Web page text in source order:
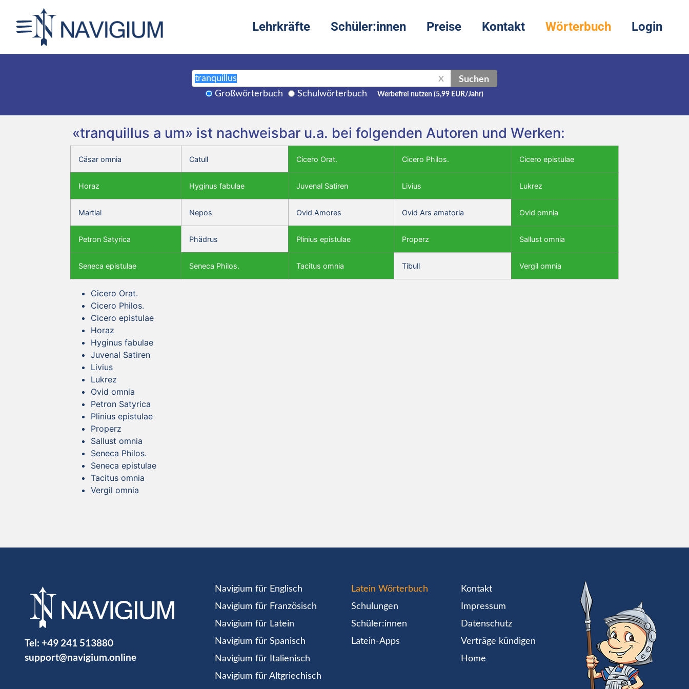
Lehrkräfte Schüler:innen Preise Kontakt Wörterbuch Login
X Suchen
Großwörterbuch Schulwörterbuch Werbefrei nutzen (5,99 EUR/Jahr)
«tranquillus a um» ist nachweisbar u.a. bei folgenden Autoren und Werken:
Cäsar omnia Catull Cicero Orat. Cicero Philos. Cicero epistulae
Horaz Hyginus fabulae Juvenal Satiren Livius Lukrez
Martial Nepos Ovid Amores Ovid Ars amatoria Ovid omnia
Petron Satyrica Phädrus Plinius epistulae Properz Sallust omnia
Seneca epistulae Seneca Philos. Tacitus omnia Tibull Vergil omnia
Cicero Orat.
Cicero Philos.
Cicero epistulae
Horaz
Hyginus fabulae
Juvenal Satiren
Livius
Lukrez
Ovid omnia
Petron Satyrica
Plinius epistulae
Properz
Sallust omnia
Seneca Philos.
Seneca epistulae
Tacitus omnia
Vergil omnia
Tel: +49 241 513880
support@navigium.online
Navigium für Englisch
Navigium für Französisch
Navigium für Latein
Navigium für Spanisch
Navigium für Italienisch
Navigium für Altgriechisch
Latein Wörterbuch
Schulungen
Schüler:innen
Latein-Apps
Kontakt
Impressum
Datenschutz
Verträge kündigen
Home